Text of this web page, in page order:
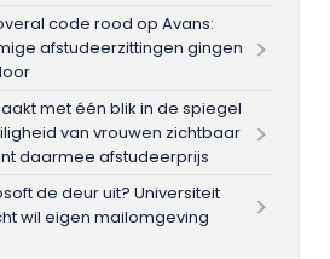
code rood op Avans:
afstudeerzittingen gingen
met één blik in de spiegel
van vrouwen zichtbaar
daarmee afstudeerprijs
de deur uit? Universiteit
wil eigen mailomgeving